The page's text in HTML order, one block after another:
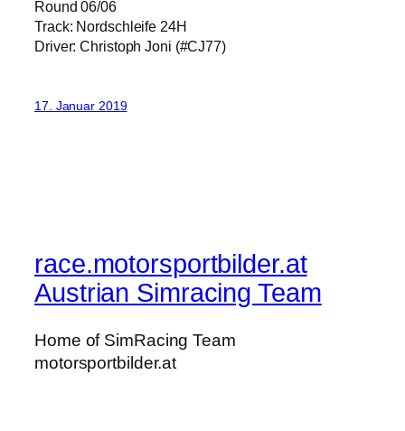
Round 06/06
Track: Nordschleife 24H
Driver: Christoph Joni (#CJ77)
17. Januar 2019
race.motorsportbilder.at
Austrian Simracing Team
Home of SimRacing Team
motorsportbilder.at